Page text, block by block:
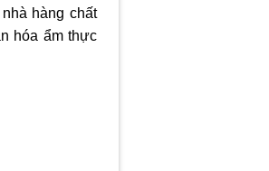
hàng chất
hóa ẩm thực